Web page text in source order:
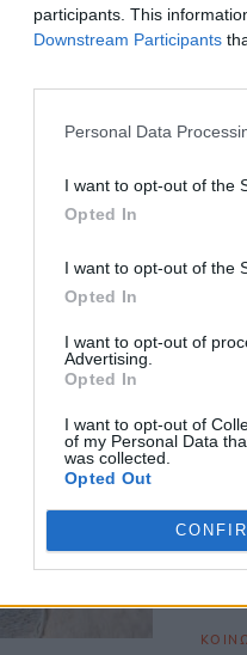
participants. This
Downstream Participants
Personal Data
I want to opt-out of the
Opted In
I want to opt-out of the
Opted In
I want to opt-out of
Advertising.
Opted In
I want to opt-out of
of my Personal Data
was collected.
Opted Out
της
ότι
λίγο πριν από τις
ενώπιον
Στο